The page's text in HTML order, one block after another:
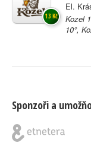
El.
Kozel
10°,
13 Kč
Sponzoři a